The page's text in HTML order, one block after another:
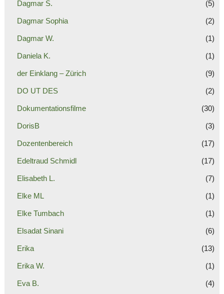
Dagmar S. (5)
Dagmar Sophia (2)
Dagmar W. (1)
Daniela K. (1)
der Einklang – Zürich (9)
DO UT DES (2)
Dokumentationsfilme (30)
DorisB (3)
Dozentenbereich (17)
Edeltraud Schmidl (17)
Elisabeth L. (7)
Elke ML (1)
Elke Tumbach (1)
Elsadat Sinani (6)
Erika (13)
Erika W. (1)
Eva B. (4)